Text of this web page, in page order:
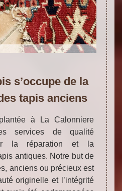
s’occupe de la
tapis anciens
à La Calonniere
services de qualité
la réparation et la
antiques. Notre but de
anciens ou précieux est
originelle et l’intégrité